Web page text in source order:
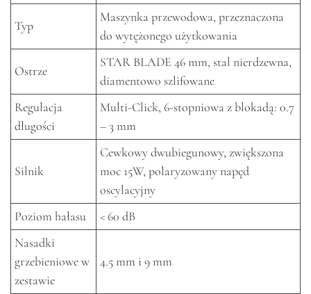
Typ
Maszynka przewodowa, przeznaczona
do wytężonego użytkowania
Ostrze
STAR BLADE 46 mm, stal nierdzewna,
diamentowo szlifowane
Regulacja
długości
Multi-Click, 6-stopniowa z blokadą: 0.7
– 3 mm
Silnik
Cewkowy dwubiegunowy, zwiększona
moc 15W, polaryzowany napęd
oscylacyjny
Poziom hałasu
< 60 dB
Nasadki
grzebieniowe w
zestawie
4.5 mm i 9 mm